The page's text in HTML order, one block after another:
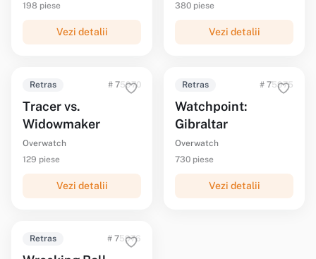
198 piese
Vezi detalii
380 piese
Vezi detalii
Retras # 75970
Tracer vs.
Widowmaker
Overwatch
129 piese
Vezi detalii
Retras # 75975
Watchpoint:
Gibraltar
Overwatch
730 piese
Vezi detalii
Retras # 75976